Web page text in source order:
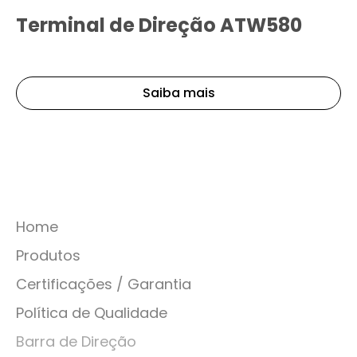
Terminal de Direção ATW580
Saiba mais
Home
Produtos
Certificações / Garantia
Política de Qualidade
Barra de Direção